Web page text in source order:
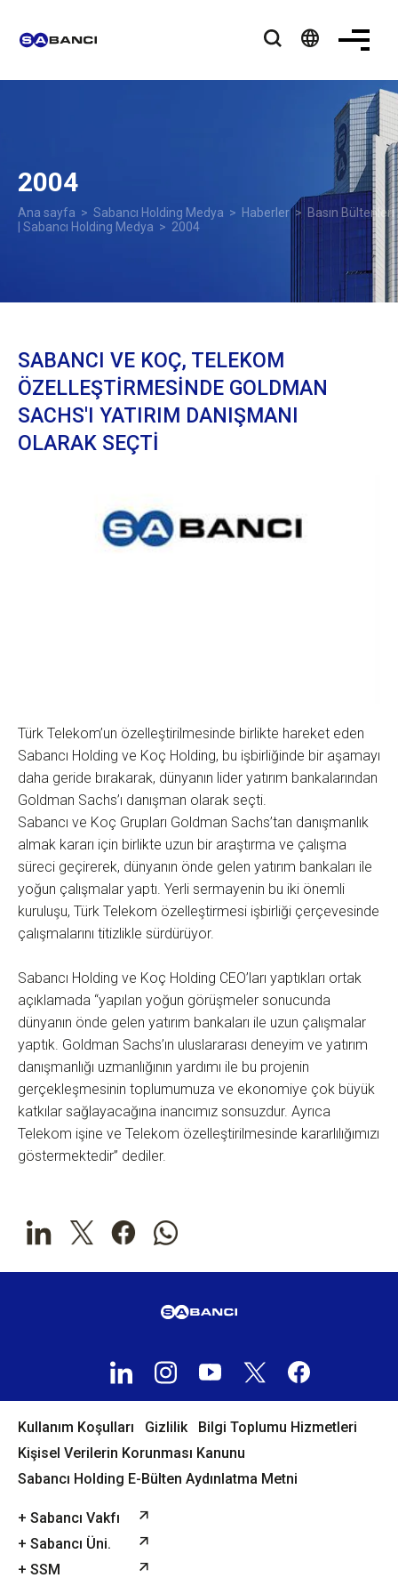
language
2004
Ana sayfa > Sabancı Holding Medya > Haberler> Basın Bültenleri
| Sabancı Holding Medya > 2004
SABANCI VE KOÇ, TELEKOM
ÖZELLEŞTİRMESİNDE GOLDMAN
SACHS'I YATIRIM DANIŞMANI
OLARAK SEÇTİ
Türk Telekom’un özelleştirilmesinde birlikte hareket eden
Sabancı Holding ve Koç Holding, bu işbirliğinde bir aşamayı
daha geride bırakarak, dünyanın lider yatırım bankalarından
Goldman Sachs’ı danışman olarak seçti.
Sabancı ve Koç Grupları Goldman Sachs’tan danışmanlık
almak kararı için birlikte uzun bir araştırma ve çalışma
süreci geçirerek, dünyanın önde gelen yatırım bankaları ile
yoğun çalışmalar yaptı. Yerli sermayenin bu iki önemli
kuruluşu, Türk Telekom özelleştirmesi işbirliği çerçevesinde
çalışmalarını titizlikle sürdürüyor.
Sabancı Holding ve Koç Holding CEO’ları yaptıkları ortak
açıklamada “yapılan yoğun görüşmeler sonucunda
dünyanın önde gelen yatırım bankaları ile uzun çalışmalar
yaptık. Goldman Sachs’ın uluslararası deneyim ve yatırım
danışmanlığı uzmanlığının yardımı ile bu projenin
gerçekleşmesinin toplumumuza ve ekonomiye çok büyük
katkılar sağlayacağına inancımız sonsuzdur. Ayrıca
Telekom işine ve Telekom özelleştirilmesinde kararlılığımızı
göstermektedir” dediler.
Kullanım Koşulları Gizlilik
Bilgi Toplumu Hizmetleri
Kişisel Verilerin Korunması Kanunu
Sabancı Holding E-Bülten Aydınlatma Metni
+ Sabancı Vakfı
+ Sabancı Üni.
+ SSM